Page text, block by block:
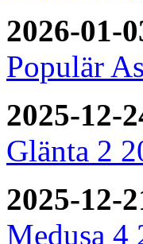
2026-01-
Populär
2025-12-
Glänta 2
2025-12-
Medusa 4